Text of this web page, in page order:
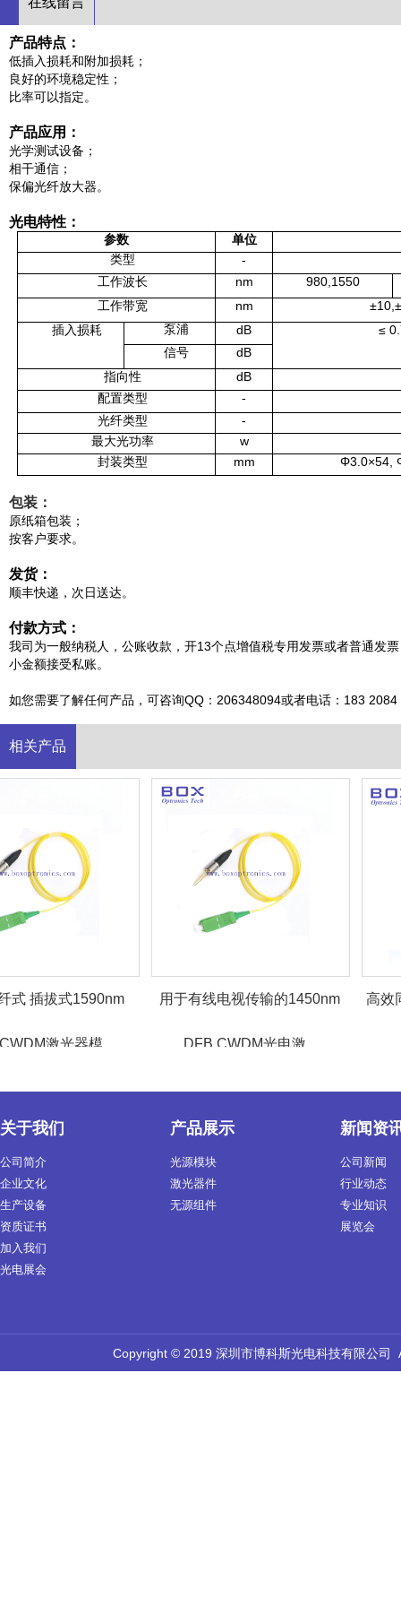
产品特点：
低插入损耗和附加损耗；
良好的环境稳定性；
比率可以指定。
产品应用：
光学测试设备；
相干通信；
保偏光纤放大器。
光电特性：
参数
单位
类型
-
工作波长
nm
980,1550
工作带宽
nm
插入损耗
泵浦 dB
≤
信号
dB
指向性
dB
配置类型
-
光纤类型
-
最大光功率
w
封装类型
mm Φ3.0×54
包装：
原纸箱包装；
按客户要求。
发货：
顺丰快递，次日送达。
付款方式：
我司为一般纳税人，公账收款，开13个点增值税专用发票或者普通发
小金额接受私账。
如您需要了解任何产品，可咨询QQ：206348094或者电话：183
相关产品
插拔式1590nm
激光器模...
用于有线电视传输的1450nm
DFB CWDM光电激...
高效同
关于我们
公司简介
企业文化
生产设备
资质证书
加入我们
光电展会
产品展示
光源模块
激光器件
无源组件
新闻资
公司新闻
行业动态
专业知识
展览会
Copyright © 2019 深圳市博科斯光电科技